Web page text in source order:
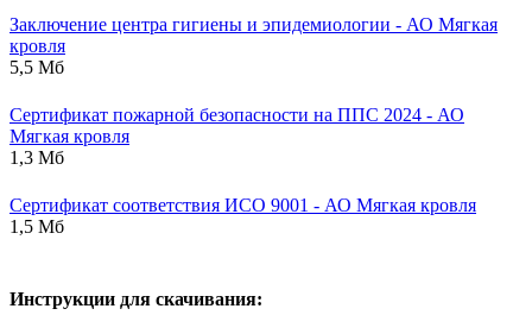
Заключение центра гигиены и эпидемиологии - АО Мягкая
кровля
5,5 Мб
Сертификат пожарной безопасности на ППС 2024 - АО
Мягкая кровля
1,3 Мб
Сертификат соответствия ИСО 9001 - АО Мягкая кровля
1,5 Мб
Инструкции для скачивания: